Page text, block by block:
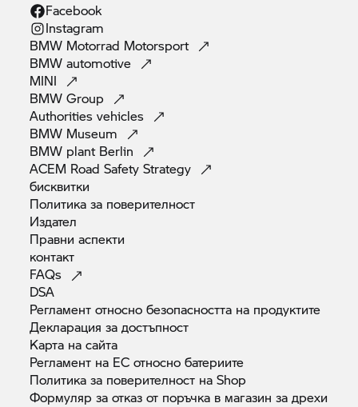
Facebook
Instagram
BMW Motorrad Motorsport
BMWautomotive
MINI
BMWGroup
Authoritiesvehicles
BMW Museum
BMW plant Berlin
ACEM Road SafetyStrategy
бисквитки
Политика за поверителност
Издател
Правниаспекти
контакт
FAQs
DSA
Регламент относно безопасността на продуктите
Декларация задостъпност
Карта насайта
Регламент на ЕС относнобатериите
Политика за поверителност наShop
Формуляр за отказ от поръчка в магазин задрехи